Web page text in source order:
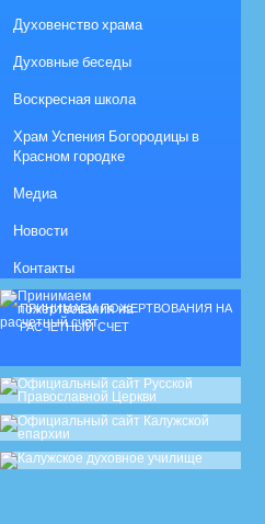
Духовенство храма
Духовные беседы
Воскресная школа
Храм Успения Богородицы в
Красном городке
Медиа
Новости
Контакты
ПРИНИМАЕМ ПОЖЕРТВОВАНИЯ НА
РАСЧЕТНЫЙ СЧЕТ